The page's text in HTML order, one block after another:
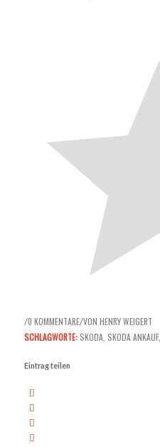
/0 KOMMENTARE/VON HENRY WEIGERT
SCHLAGWORTE: SKODA, SKODA ANKAUF,
Eintrag teilen